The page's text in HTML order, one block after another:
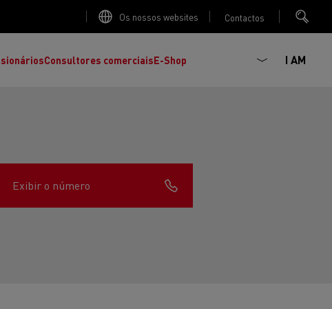
Os nossos websites Contactos
Consultores comerciaisE-Shop I AM
Exibir o número